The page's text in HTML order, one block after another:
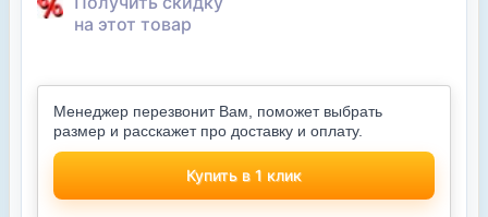
на этот товар
Менеджер перезвонит Вам, поможет выбрать
размер и расскажет про доставку и оплату.
Купить в 1 клик